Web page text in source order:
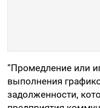
”Промедление или
выполнения
задолженности,